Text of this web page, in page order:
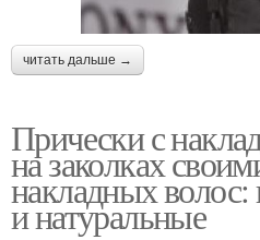
читать дальше →
Прически с
на заколках
накладных волос:
и натуральные